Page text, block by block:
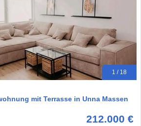
1 / 18
mit Terrasse in Unna Massen
212.000 €